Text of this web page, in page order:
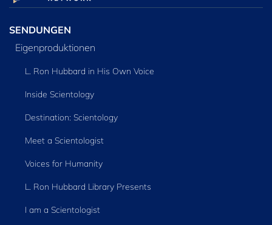
SENDUNGEN
Eigenproduktionen
L. Ron Hubbard in His Own Voice
Inside Scientology
Destination: Scientology
Meet a Scientologist
Voices for Humanity
L. Ron Hubbard Library Presents
I am a Scientologist